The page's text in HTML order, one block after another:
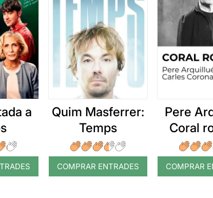
a
Quim Masferrer:
Temps
COMPRAR ENTRADES
Pere
Coral
COMPRAR